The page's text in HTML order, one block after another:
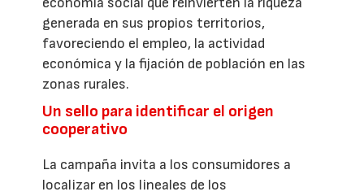
generada en sus propios territorios,
favoreciendo el empleo, la actividad
económica y la fijación de población en las
zonas rurales.
Un sello para identificar el origen
cooperativo
La campaña invita a los consumidores a
localizar en los lineales de los